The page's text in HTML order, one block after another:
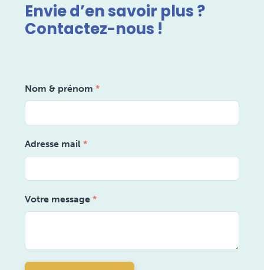
Envie d’en savoir plus ?
Contactez-nous !
Nom & prénom *
Adresse mail *
Votre message *